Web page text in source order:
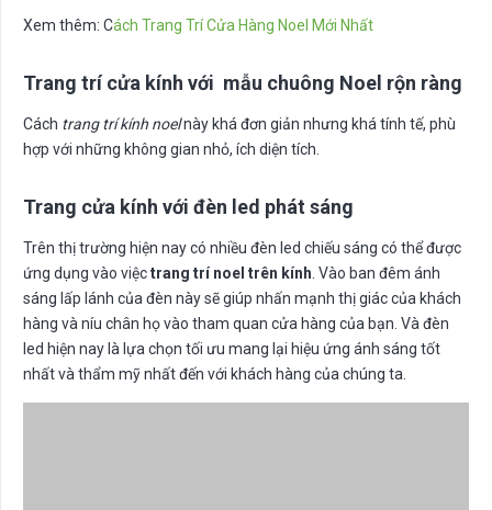
Xem thêm: Cách Trang Trí Cửa Hàng Noel Mới Nhất
Trang trí cửa kính với mẫu chuông Noel rộn ràng
Cách trang trí kính noelnày khá đơn giản nhưng khá tính tế, phù
hợp với những không gian nhỏ, ích diện tích.
Trang cửa kính với đèn led phát sáng
Trên thị trường hiện nay có nhiều đèn led chiếu sáng có thể được
ứng dụng vào việctrang trí noel trên kính . Vào ban đêm ánh
sáng lấp lánh của đèn này sẽ giúp nhấn mạnh thị giác của khách
hàng và níu chân họ vào tham quan cửa hàng của bạn. Và đèn
led hiện nay là lựa chọn tối ưu mang lại hiệu ứng ánh sáng tốt
nhất và thẩm mỹ nhất đến với khách hàng của chúng ta.